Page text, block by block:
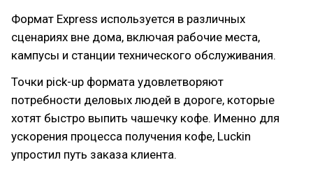
Формат Express используется в различных
сценариях вне дома, включая рабочие места,
кампусы и станции технического обслуживания.
Точки pick-up формата удовлетворяют
потребности деловых людей в дороге, которые
хотят быстро выпить чашечку кофе. Именно для
ускорения процесса получения кофе, Luckin
упростил путь заказа клиента.